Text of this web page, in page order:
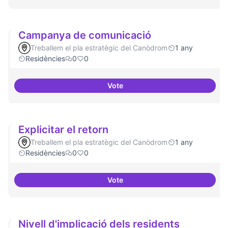
Campanya de comunicació
Treballem el pla estratègic del Canòdrom
1 any
Residències
0 0
VoteCampanya de comunicació
Explicitar el retorn
Treballem el pla estratègic del Canòdrom
1 any
Residències
0 0
VoteExplicitar el retorn
Nivell d'implicació dels residents